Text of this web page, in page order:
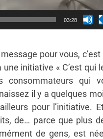
03:28
pour vous,
initiative « C’est qui
qui
il y a quelques
pour l’initiative.
de… parce que plus
de gens, est